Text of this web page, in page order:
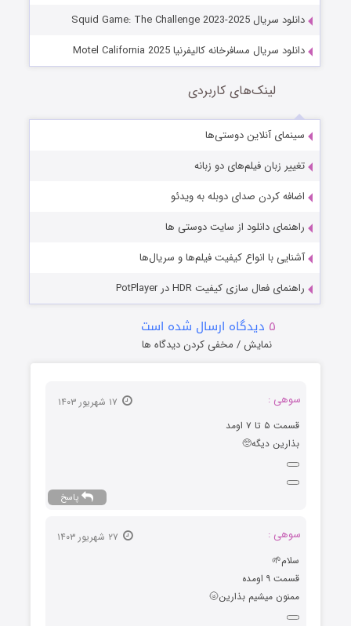
دانلود سریال Squid Game: The Challenge 2023-2025
دانلود سریال مسافرخانه کالیفرنیا Motel California 2025
لینک‌های کاربردی
سینمای آنلاین دوستی‌ها
تغییر زبان فیلم‌های دو زبانه
اضافه کردن صدای دوبله به ویدئو
راهنمای دانلود از سایت دوستی ها
آشنایی با انواع کیفیت فیلم‌ها و سریال‌ها
راهنمای فعال سازی کیفیت HDR در PotPlayer
۵ دیدگاه ارسال شده است
نمایش / مخفی کردن دیدگاه ها
سوهی :
قسمت ۵ تا ۷ اومد
بذارین دیگه🥺
پاسخ
سوهی :
سلام🌱
قسمت ۹ اومده
ممنون میشیم بذارین🌝